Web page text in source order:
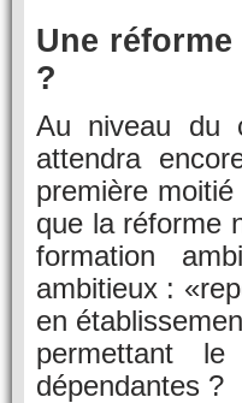
Une
?
Au niveau du
attendra
première
que la réforme
formation
ambitieux :
en
permettant
dépendantes ?